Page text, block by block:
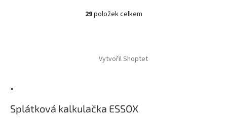
O
d
r
v
29položek celkem
Vytvořil Shoptet
×
Splátková kalkulačka ESSOX